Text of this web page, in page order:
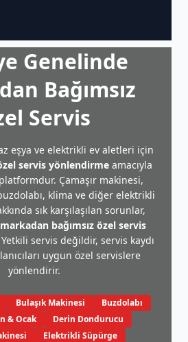
Genelinde
Bağımsız
Servis
eşya ve elektrikli ev aletleri için
servis yönlendirmeamacıyla
Çamaşır makinesi,
klima ve diğer elektrikli
sık karşılaşılan sorunlar,
markadan bağımsız özel servis
servis değildir, servis kaydı
uygun özel servislere
yönlendirir.
Bulaşık Makinesi
Buzdolabı
& Ocak
Derin Dondurucu
Elektrikli Süpürge